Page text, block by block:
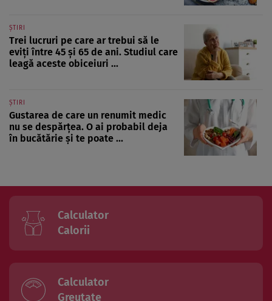
ȘTIRI
Trei lucruri pe care ar trebui să le
eviți între 45 și 65 de ani. Studiul care
leagă aceste obiceiuri ...
ȘTIRI
Gustarea de care un renumit medic
nu se despărțea. O ai probabil deja
în bucătărie și te poate ...
Calculator
Calorii
Calculator
Greutate